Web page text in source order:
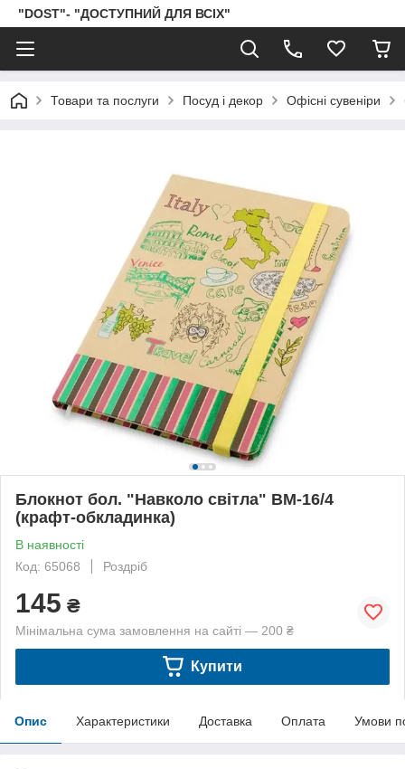
"DOST"- "ДОСТУПНИЙ ДЛЯ ВСІХ"
Товари та послуги Посуд і декор Офісні сувеніри
Блокнот бол. "Навколо світла" BM-16/4
(крафт-обкладинка)
В наявності
Код: 65068
Роздріб
145 ₴
Мінімальна сума замовлення на сайті — 200 ₴
Купити
Опис Характеристики Доставка Оплата Умови